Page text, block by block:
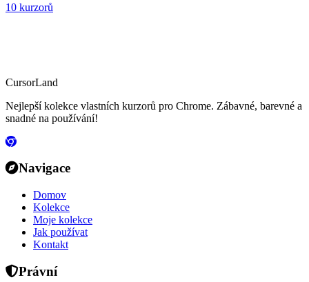
10 kurzorů
CursorLand
Nejlepší kolekce vlastních kurzorů pro Chrome. Zábavné, barevné a
snadné na používání!
Navigace
Domov
Kolekce
Moje kolekce
Jak používat
Kontakt
Právní